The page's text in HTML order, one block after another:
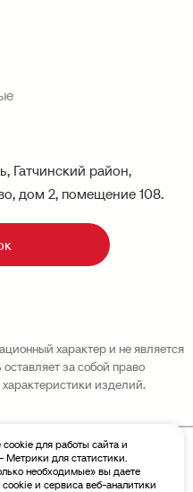
Гатчинский район,
дом 2, помещение 108.
характер и не является
за собой право
изделий.
для работы сайта и
Метрики для статистики.
необходимые» вы даете
и сервиса веб-аналитики